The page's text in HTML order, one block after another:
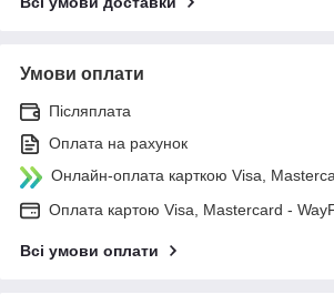
Умови оплати
Післяплата
Оплата на рахунок
Онлайн-оплата карткою Visa,
Оплата картою Visa, Mastercard -
Всі умови оплати